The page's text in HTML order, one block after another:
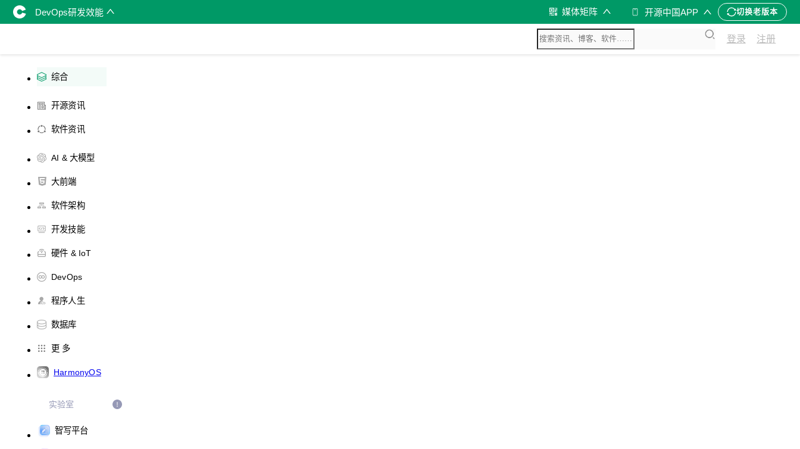
DevOps研发效能 媒体矩阵 开源中国APP 切换老版本
登录 注册
综合
开源资讯
软件资讯
AI & 大模型
大前端
软件架构
开发技能
硬件 & IoT
DevOps
程序人生
数据库
更 多
HarmonyOS
实验室
智写平台